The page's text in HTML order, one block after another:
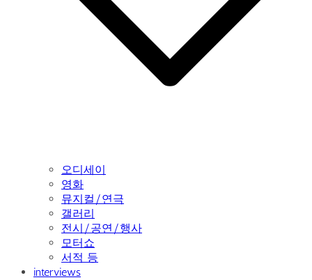
오디세이
영화
뮤지컬/연극
갤러리
전시/공연/행사
모터쇼
서적 등
interviews